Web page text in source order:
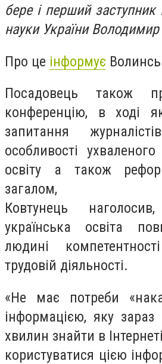
бере і перший заступник
науки України
Про це інформує
Посадовець також
конференцію, в ході
запитання
особливості
освіту а також
Ковтунець
українська освіта
людині
трудовій діяльності.
«Не має потреби
інформацією, яку
хвилин знайти в
користуватися цією